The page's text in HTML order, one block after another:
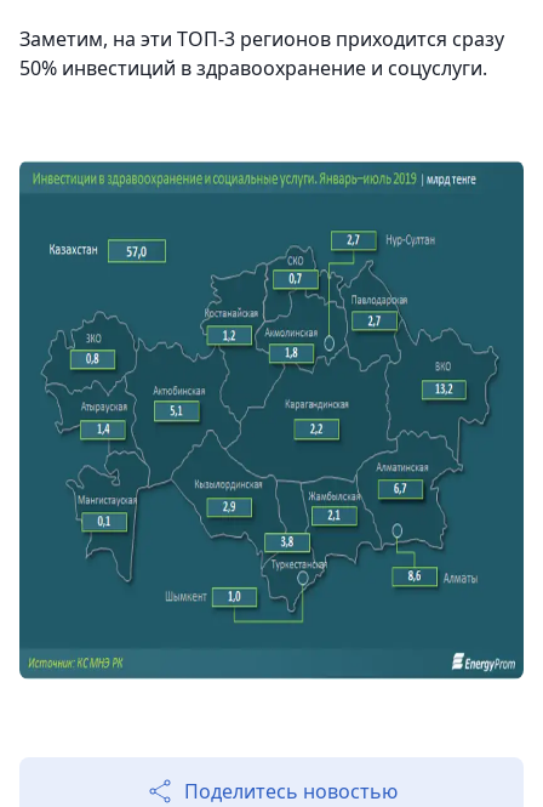
Заметим, на эти ТОП-3 регионов приходится сразу
50% инвестиций в здравоохранение и соцуслуги.
Поделитесь новостью